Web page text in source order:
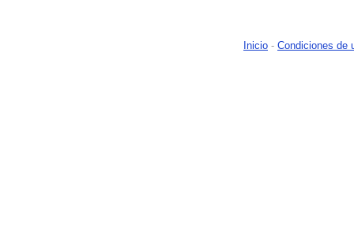
Inicio - Condiciones de